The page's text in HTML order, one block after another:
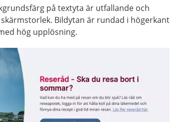
på textyta är utfallande och
Bildytan är rundad i högerkant
hög upplösning.